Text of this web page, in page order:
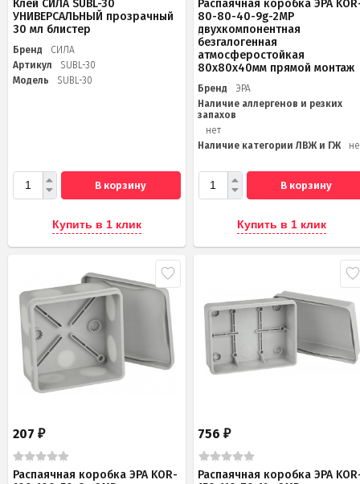
Клей СИЛА SUBL-30
УНИВЕРСАЛЬНЫЙ прозрачный
30 мл блистер
Бренд
СИЛА
Артикул
SUBL-30
Модель
SUBL-30
В корзину
Купить в 1 клик
Распаячная коробка ЭРА
80-80-40-9g-2MP
двухкомпонентная
безгалогенная
атмосферостойкая
80х80х40мм прямой монтаж
Бренд
ЭРА
Наличие аллергенов и резких
запахов
нет
Наличие категории ЛВЖ и ГЖ
В корзину
Купить в 1 клик
207 ₽
Распаячная коробка ЭРА KOR-
756₽
Распаячная коробка ЭРА